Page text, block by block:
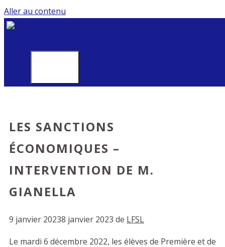
Aller au contenu
LES SANCTIONS
ÉCONOMIQUES –
INTERVENTION DE M.
GIANELLA
9 janvier 20238 janvier 2023 de LFSL
Le mardi 6 décembre 2022, les élèves de Première et de